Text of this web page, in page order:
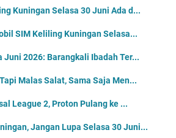
Kuningan Selasa 30 Juni Ada d...
SIM Keliling Kuningan Selasa...
Juni 2026: Barangkali Ibadah Ter...
Malas Salat, Sama Saja Men...
League 2, Proton Pulang ke ...
Jangan Lupa Selasa 30 Juni...